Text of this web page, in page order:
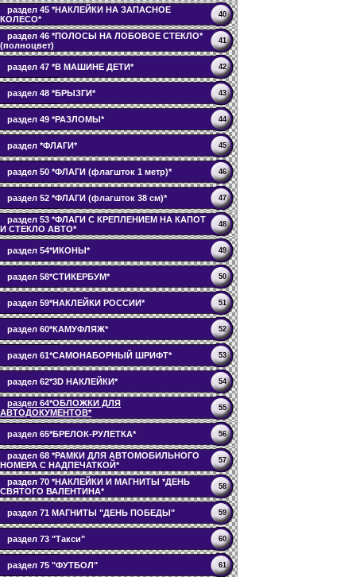
раздел 45 *НАКЛЕЙКИ НА ЗАПАСНОЕ
КОЛЕСО*
40
раздел 46 *ПОЛОСЫ НА ЛОБОВОЕ СТЕКЛО*
(полноцвет)
41
раздел 47 *В МАШИНЕ ДЕТИ* 42
раздел 48 *БРЫЗГИ* 43
раздел 49 *РАЗЛОМЫ* 44
раздел *ФЛАГИ* 45
раздел 50 *ФЛАГИ (флагшток 1 метр)* 46
раздел 52 *ФЛАГИ (флагшток 38 см)* 47
раздел 53 *ФЛАГИ С КРЕПЛЕНИЕМ НА КАПОТ
И СТЕКЛО АВТО*
48
раздел 54*ИКОНЫ* 49
раздел 58*СТИКЕРБУМ* 50
раздел 59*НАКЛЕЙКИ РОССИИ* 51
раздел 60*КАМУФЛЯЖ* 52
раздел 61*САМОНАБОРНЫЙ ШРИФТ* 53
раздел 62*3D НАКЛЕЙКИ* 54
раздел 64*ОБЛОЖКИ ДЛЯ
АВТОДОКУМЕНТОВ*
55
раздел 65*БРЕЛОК-РУЛЕТКА* 56
раздел 68 *РАМКИ ДЛЯ АВТОМОБИЛЬНОГО
НОМЕРА С НАДПЕЧАТКОЙ*
57
раздел 70 *НАКЛЕЙКИ И МАГНИТЫ *ДЕНЬ
СВЯТОГО ВАЛЕНТИНА*
58
раздел 71 МАГНИТЫ "ДЕНЬ ПОБЕДЫ" 59
раздел 73 "Такси" 60
раздел 75 "ФУТБОЛ" 61